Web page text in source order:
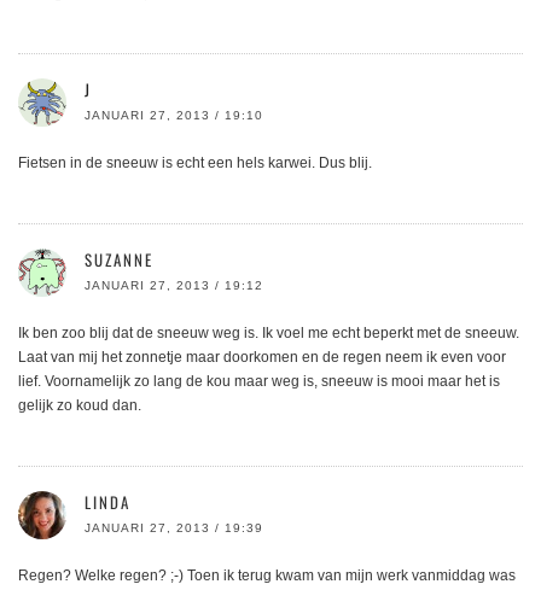
J
JANUARI 27, 2013 / 19:10
Fietsen in de sneeuw is echt een hels karwei. Dus blij.
SUZANNE
JANUARI 27, 2013 / 19:12
Ik ben zoo blij dat de sneeuw weg is. Ik voel me echt beperkt met de sneeuw.
Laat van mij het zonnetje maar doorkomen en de regen neem ik even voor
lief. Voornamelijk zo lang de kou maar weg is, sneeuw is mooi maar het is
gelijk zo koud dan.
LINDA
JANUARI 27, 2013 / 19:39
Regen? Welke regen? ;-) Toen ik terug kwam van mijn werk vanmiddag was